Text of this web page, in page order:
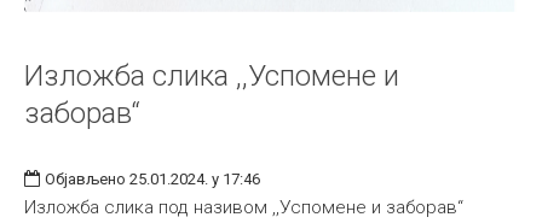
Изложба слика ,,Успомене и
заборав“
Објављено 25.01.2024. у 17:46
Изложба слика под називом ,,Успомене и заборав“